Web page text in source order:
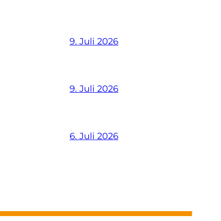
9. Juli 2026
9. Juli 2026
6. Juli 2026